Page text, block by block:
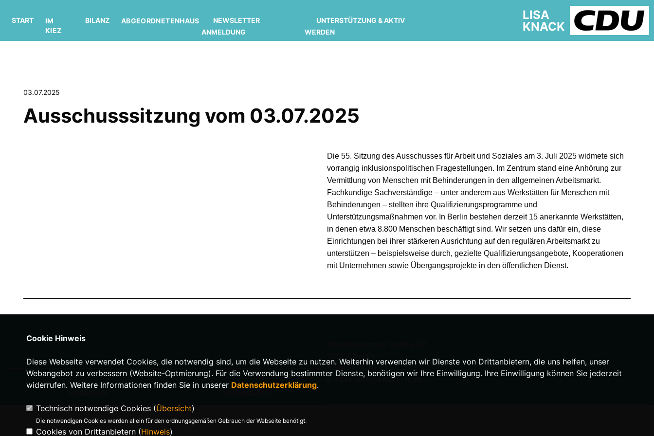
START
IM
KIEZ
BILANZ ABGEORDNETENHAUS
NEWSLETTER
ANMELDUNG
UNTERSTÜTZUNG & AKTIV
WERDEN
LISA
KNACK
03.07.2025
Ausschusssitzung vom 03.07.2025
Die 55. Sitzung des Ausschusses für Arbeit und Soziales am 3. Juli 2025 widmete sich
vorrangig inklusionspolitischen Fragestellungen. Im Zentrum stand eine Anhörung zur
Vermittlung von Menschen mit Behinderungen in den allgemeinen Arbeitsmarkt.
Fachkundige Sachverständige – unter anderem aus Werkstätten für Menschen mit
Behinderungen – stellten ihre Qualifizierungsprogramme und
Unterstützungsmaßnahmen vor. In Berlin bestehen derzeit 15 anerkannte Werkstätten,
in denen etwa 8.800 Menschen beschäftigt sind. Wir setzen uns dafür ein, diese
Einrichtungen bei ihrer stärkeren Ausrichtung auf den regulären Arbeitsmarkt zu
unterstützen – beispielsweise durch, gezielte Qualifizierungsangebote, Kooperationen
mit Unternehmen sowie Übergangsprojekte in den öffentlichen Dienst.
Telefon: 030 91 20 27 95
E-Mail: info@knack-tk.de
Cookie Hinweis
Diese Webseite verwendet Cookies, die notwendig sind, um die Webseite zu nutzen. Weiterhin verwenden wir Dienste von Drittanbietern, die uns helfen, unser
Webangebot zu verbessern (Website-Optmierung). Für die Verwendung bestimmter Dienste, benötigen wir Ihre Einwilligung. Ihre Einwilligung können Sie jederzeit
widerrufen. Weitere Informationen finden Sie in unserer Datenschutzerklärung.
Technisch notwendige Cookies (Übersicht)
Die notwendigen Cookies werden allein für den ordnungsgemäßen Gebrauch der Webseite benötigt.
Cookies von Drittanbietern (Hinweis)